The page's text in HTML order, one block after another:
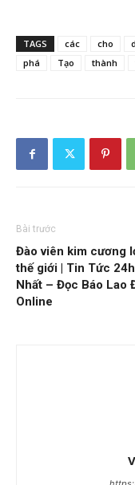
TAGS các cho
phá
Tạo thành
Bài trước
Đào viên kim cương
thế giới | Tin Tức
Nhất – Đọc Báo Lao
Online